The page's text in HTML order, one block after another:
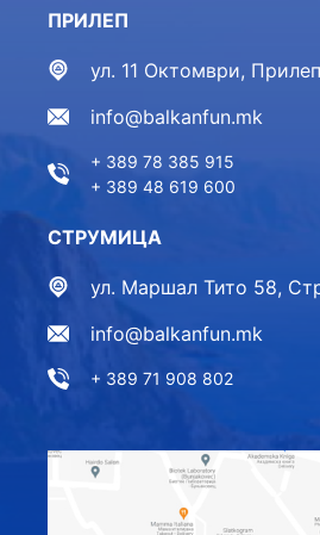
ПРИЛЕП
ул. 11 Октомври, Прилеп
info@balkanfun.mk
+ 389 78 385 915
+ 389 48 619 600
СТРУМИЦА
ул. Маршал Тито 58,
info@balkanfun.mk
+ 389 71 908 802